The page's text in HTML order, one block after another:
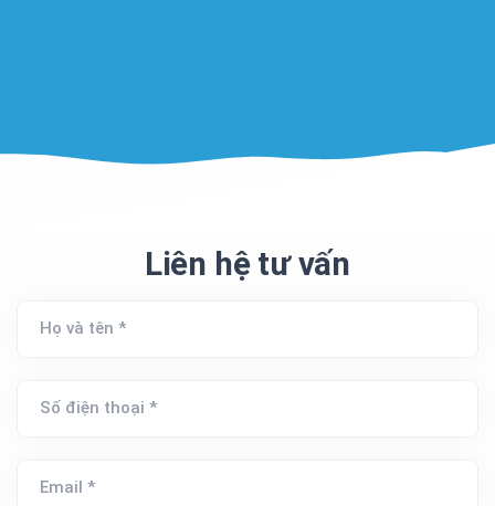
Liên hệ tư vấn
Họ và tên *
Số điện thoại *
Email *